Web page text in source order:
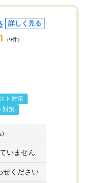
詳しく見る
（9件）
ト対策
対策
いません
せください